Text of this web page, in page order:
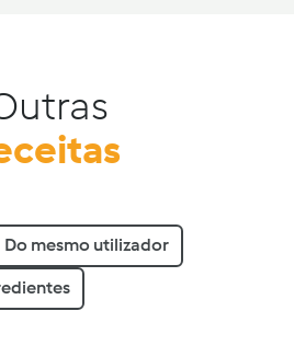
Do mesmo utilizador